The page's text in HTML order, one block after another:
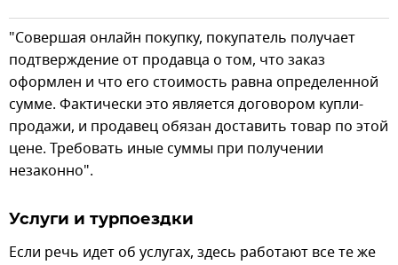
"Совершая онлайн покупку, покупатель получает
подтверждение от продавца о том, что заказ
оформлен и что его стоимость равна определенной
сумме. Фактически это является договором купли-
продажи, и продавец обязан доставить товар по этой
цене. Требовать иные суммы при получении
незаконно".
Услуги и турпоездки
Если речь идет об услугах, здесь работают все те же